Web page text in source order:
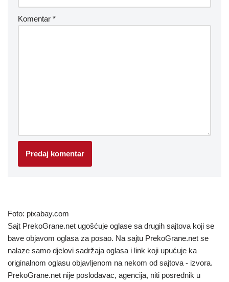
Komentar *
Foto: pixabay.com
Sajt PrekoGrane.net ugošćuje oglase sa drugih sajtova koji se
bave objavom oglasa za posao. Na sajtu PrekoGrane.net se
nalaze samo djelovi sadržaja oglasa i link koji upućuje ka
originalnom oglasu objavljenom na nekom od sajtova - izvora.
PrekoGrane.net nije poslodavac, agencija, niti posrednik u